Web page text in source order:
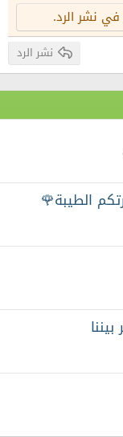
نشر الرد.
نشر الرد
الطيبة🌹